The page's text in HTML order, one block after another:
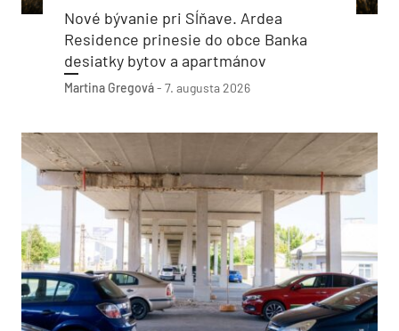
Nové bývanie pri Sĺňave. Ardea
Residence prinesie do obce Banka
desiatky bytov a apartmánov
Martina Gregová- 7. augusta 2026